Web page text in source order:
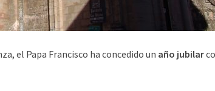
el Papa Francisco ha concedido un año jubilar